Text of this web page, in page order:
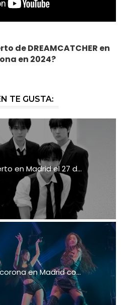
de DREAMCATCHER en
en 2024?
TE GUSTA:
en Madrid el 27 d...
corona en Madrid co...